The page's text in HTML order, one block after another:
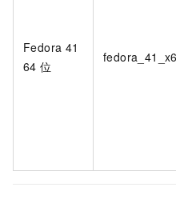
Fedora 41
64 位